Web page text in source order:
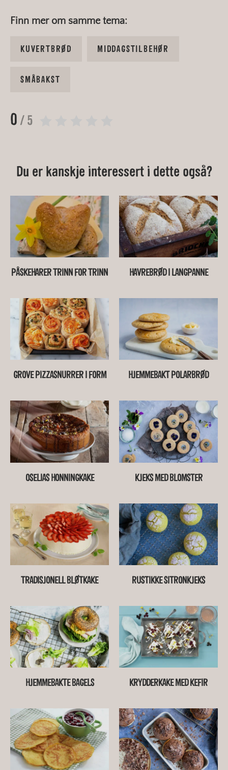
Finn mer om samme tema:
KUVERTBRØD MIDDAGSTILBEHØR
SMÅBAKST
0 / 5
Du er kanskje interessert i dette også?
PÅSKEHARER TRINN FOR TRINN HAVREBRØD I LANGPANNE
GROVE PIZZASNURRER I FORM HJEMMEBAKT POLARBRØD
OSELIAS HONNINGKAKE KJEKS MED BLOMSTER
TRADISJONELL BLØTKAKE RUSTIKKE SITRONKJEKS
HJEMMEBAKTE BAGELS KRYDDERKAKE MED KEFIR